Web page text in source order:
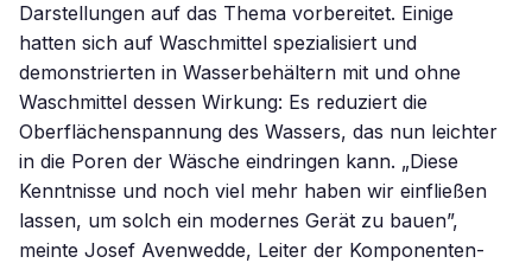
Darstellungen auf das Thema vorbereitet. Einige
hatten sich auf Waschmittel spezialisiert und
demonstrierten in Wasserbehältern mit und ohne
Waschmittel dessen Wirkung: Es reduziert die
Oberflächenspannung des Wassers, das nun leichter
in die Poren der Wäsche eindringen kann. „Diese
Kenntnisse und noch viel mehr haben wir einfließen
lassen, um solch ein modernes Gerät zu bauen”,
meinte Josef Avenwedde, Leiter der Komponenten-